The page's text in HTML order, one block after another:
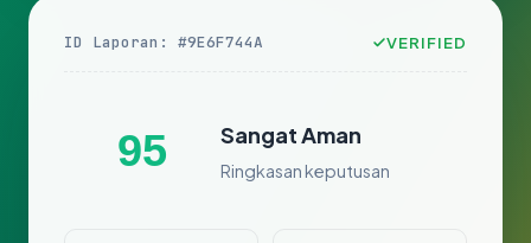
ID Laporan: #9E6F744A VERIFIED
95 Sangat Aman
Ringkasan keputusan